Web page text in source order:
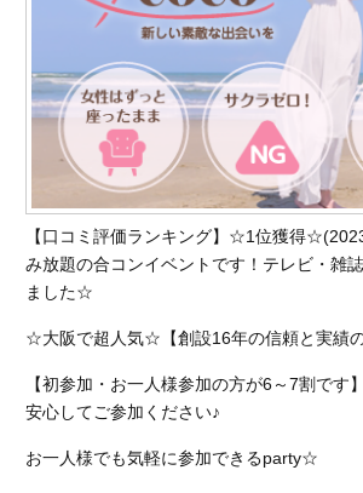
【口コミ評価ランキング】☆1位獲得
み放題の合コンイベントです！テレビ・雑
ました☆
☆大阪で超人気☆【創設16年の信頼と実績の
【初参加・お一人様参加の方が6～7割です】
安心してご参加ください♪
お一人様でも気軽に参加できるparty☆